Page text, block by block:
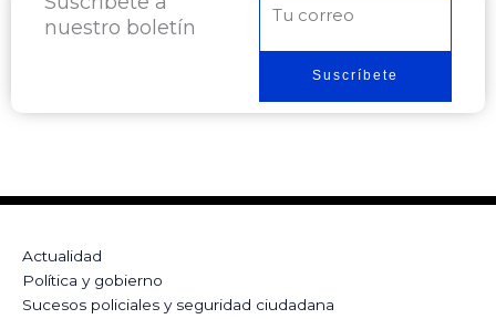
nuestro boletín
electrónico
Suscríbete
Actualidad
Política y gobierno
Sucesos policiales y seguridad ciudadana